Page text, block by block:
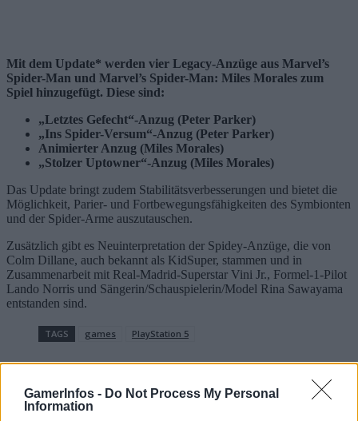
GamerInfos - Do Not Process My Personal
Information
Mit dem Update* werden vier Legacy-Anzüge aus Marvel’s
Spider-Man und Marvel’s Spider-Man: Miles Morales zum
Spiel hinzugefügt. Diese sind:
„Letztes Gefecht“-Anzug (Peter Parker)
„Ins Spider-Versum“-Anzug (Peter Parker)
Animierter Anzug (Miles Morales)
„Stolzer Uptowner“-Anzug (Miles Morales)
Das Update bringt zudem Stabilitätsverbesserungen und bietet die
Möglichkeit, Parier- und Fortbewegungsfähigkeiten des Symbionten
und der Spider-Arme auszutauschen.
Zusätzlich gibt es Neuinterpretation der Spidey-Anzüge, die von
Colm Dillane, auch bekannt als KidSuper, stammen und in
Zusammenarbeit mit Real-Madrid-Superstar Vini Jr., Formel-1-Pilot
Lando Norris und Sängerin/Schauspielerin/Model Rina Sawayama
entstanden sind.
TAGS games PlayStation 5